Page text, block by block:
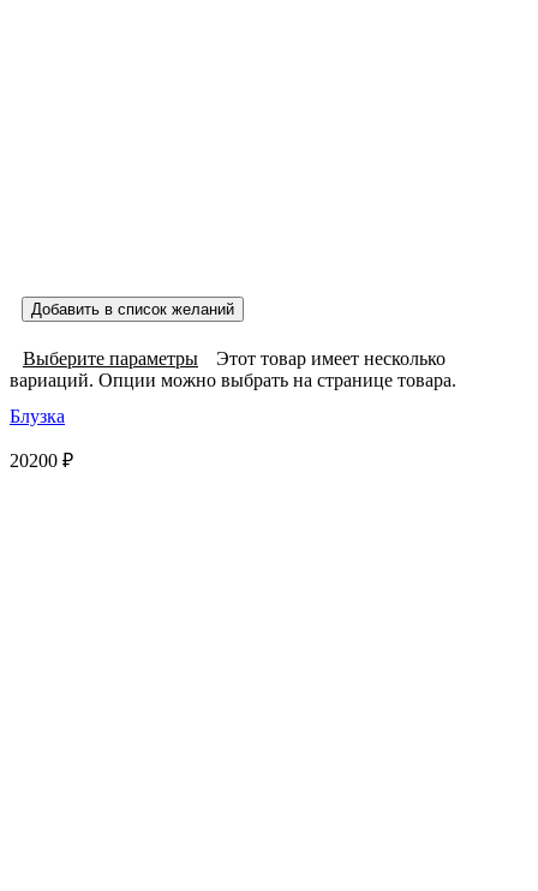
Добавить в список желаний
Выберите параметры
Этот товар имеет несколько
вариаций. Опции можно выбрать на странице товара.
Блузка
20200 ₽